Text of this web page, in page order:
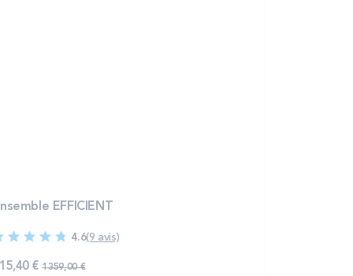
EFFICIENT
4.6(9 avis)
€ 1 359,00 €